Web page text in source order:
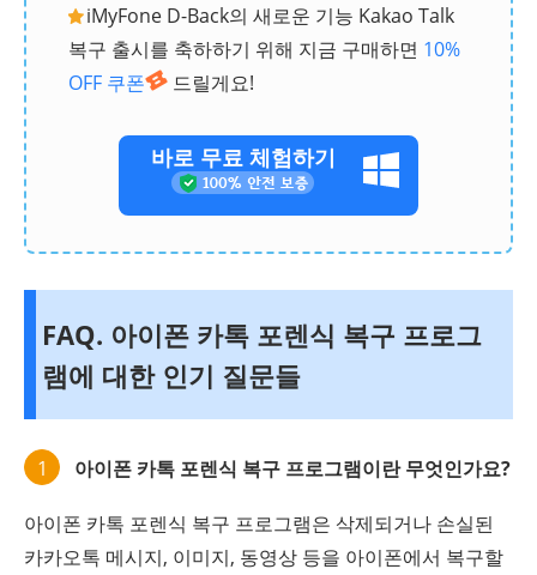
iMyFone D-Back의 새로운 기능 Kakao Talk
복구 출시를 축하하기 위해 지금 구매하면 10%
OFF 쿠폰
드릴게요!
바로 무료 체험하기
FAQ. 아이폰 카톡 포렌식 복구 프로그
램에 대한 인기 질문들
1 아이폰 카톡 포렌식 복구 프로그램이란 무엇인가요?
아이폰 카톡 포렌식 복구 프로그램은 삭제되거나 손실된
카카오톡 메시지, 이미지, 동영상 등을 아이폰에서 복구할